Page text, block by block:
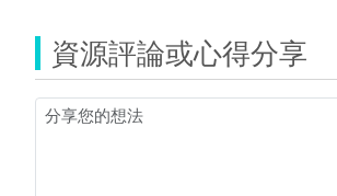
資源評論或心得分享